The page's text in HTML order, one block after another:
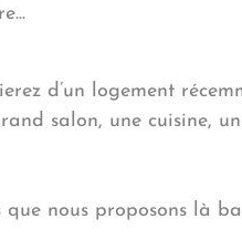
d’un logement
salon, une cuisine,
que nous proposons là